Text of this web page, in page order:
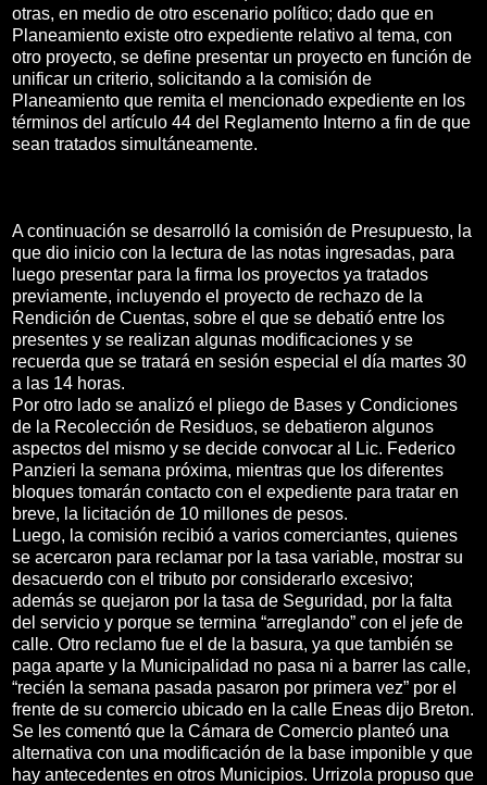
otras, en medio de otro escenario político; dado que en
Planeamiento existe otro expediente relativo al tema, con
otro proyecto, se define presentar un proyecto en función de
unificar un criterio, solicitando a la comisión de
Planeamiento que remita el mencionado expediente en los
términos del artículo 44 del Reglamento Interno a fin de que
sean tratados simultáneamente.
A continuación se desarrolló la comisión de Presupuesto, la
que dio inicio con la lectura de las notas ingresadas, para
luego presentar para la firma los proyectos ya tratados
previamente, incluyendo el proyecto de rechazo de la
Rendición de Cuentas, sobre el que se debatió entre los
presentes y se realizan algunas modificaciones y se
recuerda que se tratará en sesión especial el día martes 30
a las 14 horas.
Por otro lado se analizó el pliego de Bases y Condiciones
de la Recolección de Residuos, se debatieron algunos
aspectos del mismo y se decide convocar al Lic. Federico
Panzieri la semana próxima, mientras que los diferentes
bloques tomarán contacto con el expediente para tratar en
breve, la licitación de 10 millones de pesos.
Luego, la comisión recibió a varios comerciantes, quienes
se acercaron para reclamar por la tasa variable, mostrar su
desacuerdo con el tributo por considerarlo excesivo;
además se quejaron por la tasa de Seguridad, por la falta
del servicio y porque se termina “arreglando” con el jefe de
calle. Otro reclamo fue el de la basura, ya que también se
paga aparte y la Municipalidad no pasa ni a barrer las calle,
“recién la semana pasada pasaron por primera vez” por el
frente de su comercio ubicado en la calle Eneas dijo Breton.
Se les comentó que la Cámara de Comercio planteó una
alternativa con una modificación de la base imponible y que
hay antecedentes en otros Municipios. Urrizola propuso que